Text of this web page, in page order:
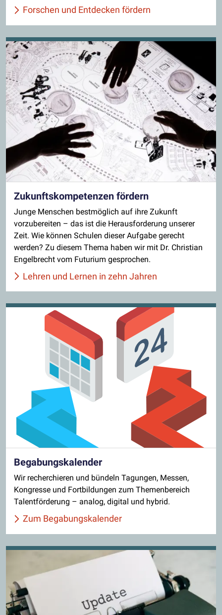
Forschen und Entdecken fördern
Zukunftskompetenzen fördern
Junge Menschen bestmöglich auf ihre Zukunft
vorzubereiten – das ist die Herausforderung unserer
Zeit. Wie können Schulen dieser Aufgabe gerecht
werden? Zu diesem Thema haben wir mit Dr. Christian
Engelbrecht vom Futurium gesprochen.
Lehren und Lernen in zehn Jahren
Begabungskalender
Wir recherchieren und bündeln Tagungen, Messen,
Kongresse und Fortbildungen zum Themenbereich
Talentförderung – analog, digital und hybrid.
Zum Begabungskalender